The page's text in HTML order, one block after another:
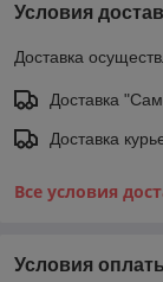
Условия
Доставка
Доставка
Доставка
Все условия
Условия